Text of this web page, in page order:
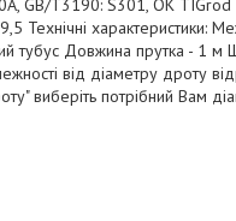
T3190: S301, OK TIGrod
Технічні характеристики:
тубус Довжина прутка - 1 м
від діаметру дроту
виберіть потрібний Вам